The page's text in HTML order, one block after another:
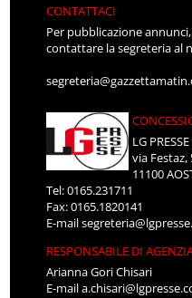
CONTATTACI
Per pubblicazione
contattare la segreteria al
LG
via Festaz,
11100
Tel: 0165.231711
Fax: 0165.1820141
E-mail
RESPONSABILE DI
Arianna Gori Chisari
E-mail